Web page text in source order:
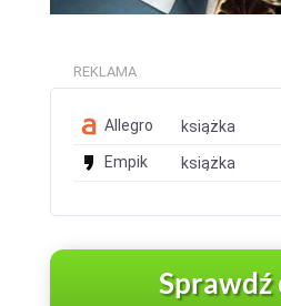
REKLAMA
Allegro książka
Empik
książka
Sprawdź